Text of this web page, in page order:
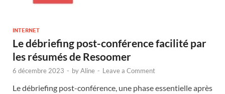
INTERNET
Le débriefing post-conférence facilité par
les résumés de Resoomer
6 décembre 2023 - byAline - Leave a Comment
Le débriefing post-conférence, une phase essentielle après